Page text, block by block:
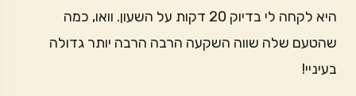
היא לקחה לי בדיוק 20 דקות על השעון. וואו, כמה
שהטעם שלה שווה השקעה הרבה הרבה יותר גדולה
בעיניי!